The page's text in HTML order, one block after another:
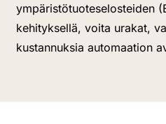
ympäristötuoteselosteiden
kehityksellä, voita urakat,
kustannuksia automaation